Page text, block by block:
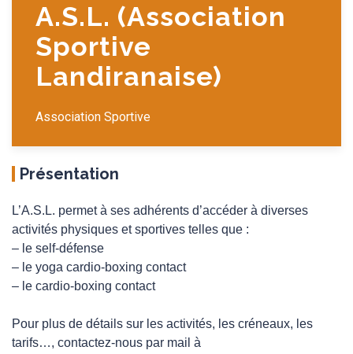
A.S.L. (Association
Sportive
Landiranaise)
Association Sportive
Présentation
L’A.S.L. permet à ses adhérents d’accéder à diverses
activités physiques et sportives telles que :
– le self-défense
– le yoga cardio-boxing contact
– le cardio-boxing contact
Pour plus de détails sur les activités, les créneaux, les
tarifs…, contactez-nous par mail à